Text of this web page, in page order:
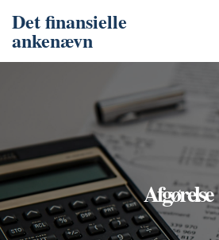
Det finansielle
ankenævn
Afgørelse